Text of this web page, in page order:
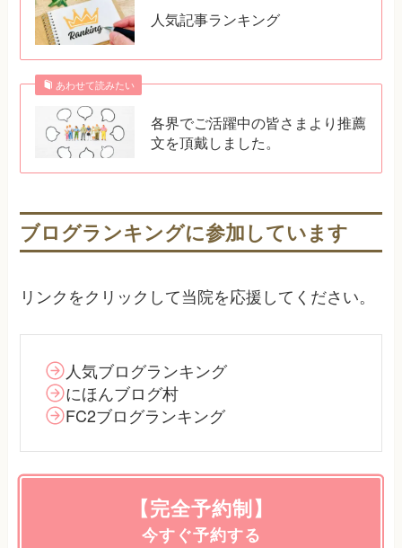
人気記事ランキング
あわせて読みたい
各界でご活躍中の皆さまより推薦
文を頂戴しました。
ブログランキングに参加しています
リンクをクリックして当院を応援してください。
人気ブログランキング
にほんブログ村
FC2ブログランキング
【完全予約制】
今すぐ予約する